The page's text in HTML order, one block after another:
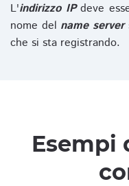
L'indirizzo IPdeve
nome del name server
che si sta registrando.
Esempi